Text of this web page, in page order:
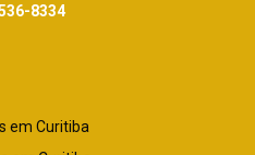
8334
em Curitiba